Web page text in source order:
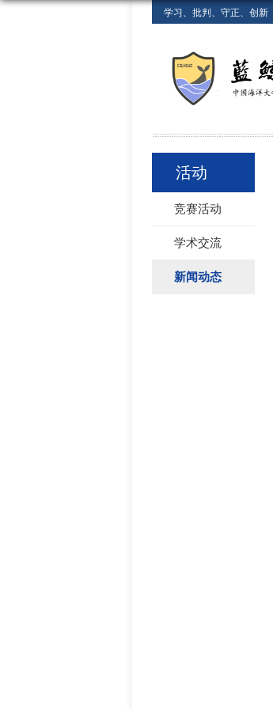
学习、批判、守正、创新
活动
竞赛活动
学术交流
新闻动态